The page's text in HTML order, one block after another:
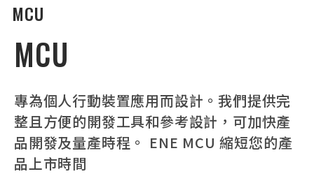
MCU
MCU
專為個人行動裝置應用而設計。我們提供完
整且方便的開發工具和參考設計，可加快產
品開發及量產時程。 ENE MCU 縮短您的產
品上市時間